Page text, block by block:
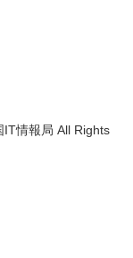
情報局 All Rights